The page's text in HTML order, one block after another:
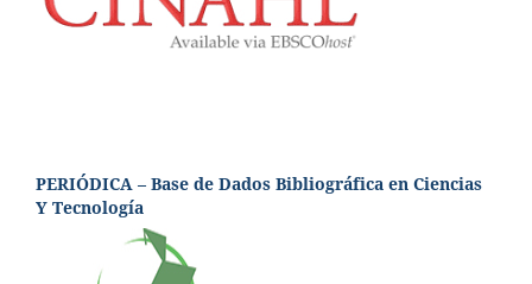
PERIÓDICA – Base de Dados Bibliográfica en Ciencias
Y Tecnología